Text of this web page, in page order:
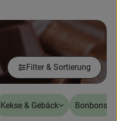
Gutscheine
Filter & Sortierung
Kekse & Gebäck Bonbons